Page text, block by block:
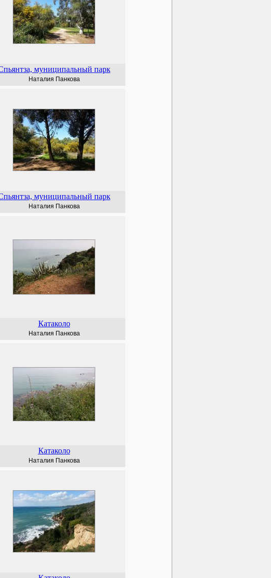
муниципальный парк
Наталия Панкова
муниципальный парк
Наталия Панкова
Катаколо
Наталия Панкова
Катаколо
Наталия Панкова